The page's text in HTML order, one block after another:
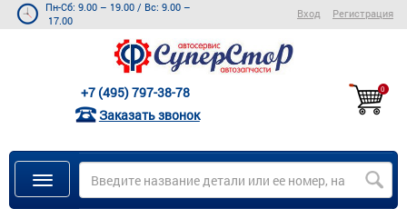
Пн-Сб: 9.00 – 19.00 / Вс: 9.00 –
17.00
Вход Регистрация
+7 (495) 797-38-78
Заказать звонок
0